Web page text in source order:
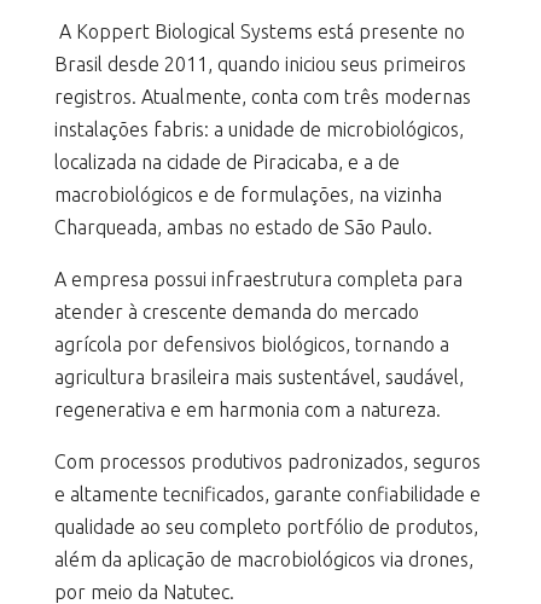
A Koppert Biological Systems está presente no
Brasil desde 2011, quando iniciou seus primeiros
registros. Atualmente, conta com três modernas
instalações fabris: a unidade de microbiológicos,
localizada na cidade de Piracicaba, e a de
macrobiológicos e de formulações, na vizinha
Charqueada, ambas no estado de São Paulo.
A empresa possui infraestrutura completa para
atender à crescente demanda do mercado
agrícola por defensivos biológicos, tornando a
agricultura brasileira mais sustentável, saudável,
regenerativa e em harmonia com a natureza.
Com processos produtivos padronizados, seguros
e altamente tecnificados, garante confiabilidade e
qualidade ao seu completo portfólio de produtos,
além da aplicação de macrobiológicos via drones,
por meio da Natutec.